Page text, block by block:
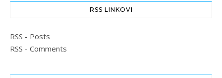
RSS LINKOVI
RSS - Posts
RSS - Comments